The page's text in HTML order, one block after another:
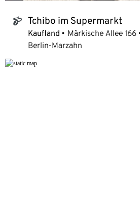
tchibo_logo Tchibo im Supermarkt
Kaufland Märkische Allee 166
Berlin-Marzahn